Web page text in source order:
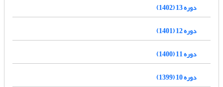
دوره 13 (1402)
دوره 12 (1401)
دوره 11 (1400)
دوره 10 (1399)